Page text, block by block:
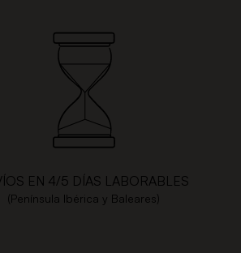
EN 4/5 DÍAS LABORABLES
(Península Ibérica y Baleares)